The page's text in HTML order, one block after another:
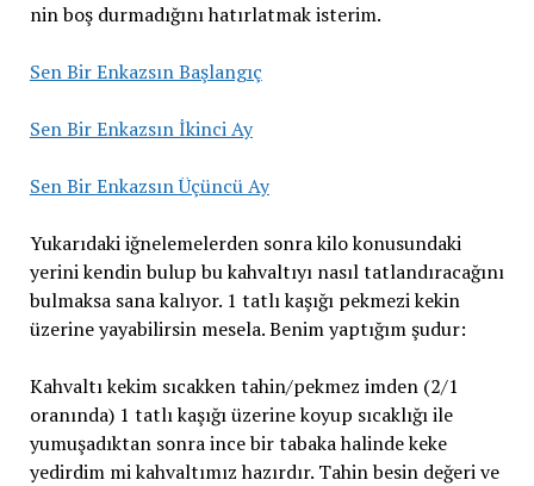
nin boş durmadığını hatırlatmak isterim.
Sen Bir Enkazsın Başlangıç
Sen Bir Enkazsın İkinci Ay
Sen Bir Enkazsın Üçüncü Ay
Yukarıdaki iğnelemelerden sonra kilo konusundaki
yerini kendin bulup bu kahvaltıyı nasıl tatlandıracağını
bulmaksa sana kalıyor. 1 tatlı kaşığı pekmezi kekin
üzerine yayabilirsin mesela. Benim yaptığım şudur:
Kahvaltı kekim sıcakken tahin/pekmez imden (2/1
oranında) 1 tatlı kaşığı üzerine koyup sıcaklığı ile
yumuşadıktan sonra ince bir tabaka halinde keke
yedirdim mi kahvaltımız hazırdır. Tahin besin değeri ve